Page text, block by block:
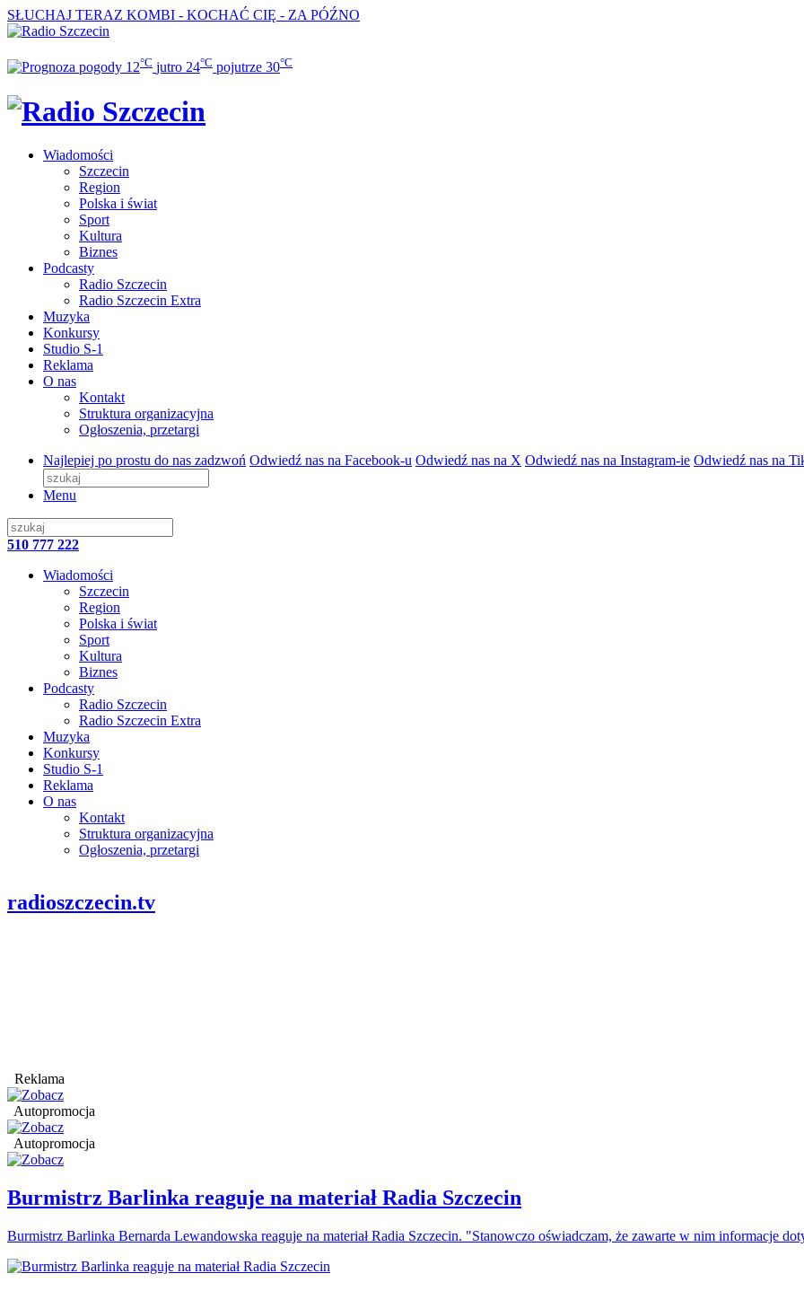
SŁUCHAJ TERAZ KOMBI - KOCHAĆ CIĘ - ZA PÓŹNO
12°C jutro 24°C pojutrze 30°C
Wiadomości
Szczecin
Region
Polska i świat
Sport
Kultura
Biznes
Podcasty
Radio Szczecin
Radio Szczecin Extra
Muzyka
Konkursy
Studio S-1
Reklama
O nas
Kontakt
Struktura organizacyjna
Ogłoszenia, przetargi
Najlepiej po prostu do nas zadzwoń Odwiedź nas na Facebook-u Odwiedź nas na X Odwiedź nas na Instagram-ie Odwiedź nas na
Menu
510 777 222
Wiadomości
Szczecin
Region
Polska i świat
Sport
Kultura
Biznes
Podcasty
Radio Szczecin
Radio Szczecin Extra
Muzyka
Konkursy
Studio S-1
Reklama
O nas
Kontakt
Struktura organizacyjna
Ogłoszenia, przetargi
radioszczecin.tv
Reklama
Autopromocja
Autopromocja
Burmistrz Barlinka reaguje na materiał Radia Szczecin
Burmistrz Barlinka Bernarda Lewandowska reaguje na materiał Radia Szczecin. "Stanowczo oświadczam, że zawarte w nim informacje